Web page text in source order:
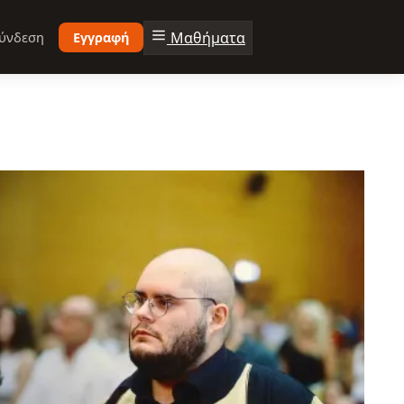
Εγγραφή Μαθήματα